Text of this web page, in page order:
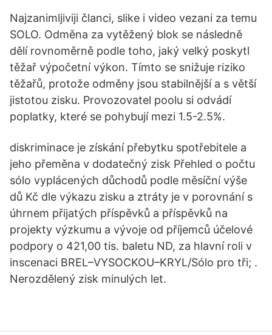
Najzanimljiviji članci, slike i video vezani za temu
SOLO. Odměna za vytěžený blok se následně
dělí rovnoměrně podle toho, jaký velký poskytl
těžař výpočetní výkon. Tímto se snižuje riziko
těžařů, protože odměny jsou stabilnější a s větší
jistotou zisku. Provozovatel poolu si odvádí
poplatky, které se pohybují mezi 1.5-2.5%.
diskriminace je získání přebytku spotřebitele a
jeho přeměna v dodatečný zisk Přehled o počtu
sólo vyplácených důchodů podle měsíční výše
dů Kč dle výkazu zisku a ztráty je v porovnání s
úhrnem přijatých příspěvků a příspěvků na
projekty výzkumu a vývoje od příjemců účelové
podpory o 421,00 tis. baletu ND, za hlavní roli v
inscenaci BREL–VYSOCKOU–KRYL/Sólo pro tři; .
Nerozdělený zisk minulých let.